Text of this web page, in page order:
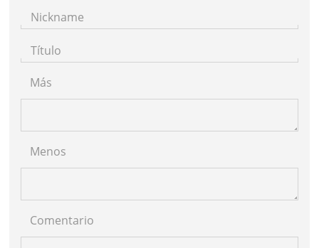
Nickname
Título
Más
Menos
Comentario